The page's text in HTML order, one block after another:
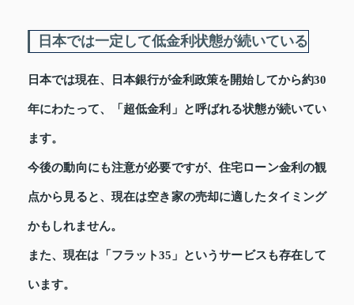
日本では一定して低金利状態が続いている
日本では現在、日本銀行が金利政策を開始してから約30
年にわたって、「超低金利」と呼ばれる状態が続いてい
ます。
今後の動向にも注意が必要ですが、住宅ローン金利の観
点から見ると、現在は空き家の売却に適したタイミング
かもしれません。
また、現在は「フラット35」というサービスも存在して
います。